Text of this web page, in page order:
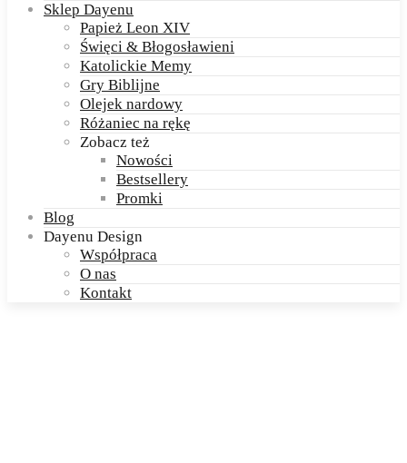
Sklep Dayenu
Papież Leon XIV
Święci & Błogosławieni
Katolickie Memy
Gry Biblijne
Olejek nardowy
Różaniec na rękę
Zobacz też
Nowości
Bestsellery
Promki
Blog
Dayenu Design
Współpraca
O nas
Kontakt